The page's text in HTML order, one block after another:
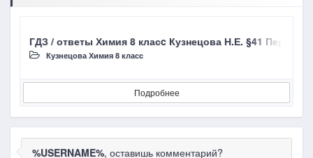
ГДЗ / ответы Химия 8 класc Кузнецова Н.Е. §41
Кузнецова Химия 8 класc
Подробнее
%USERNAME%, оставишь комментарий?